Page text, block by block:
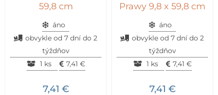
59,8 cm
áno
obvykle od 7 dní do 2
týždňov
1 ks
7,41 €
7,41 €
Prawy 9,8 x 59,8 cm
áno
obvykle od 7 dní do 2
týždňov
1 ks
7,41 €
7,41 €